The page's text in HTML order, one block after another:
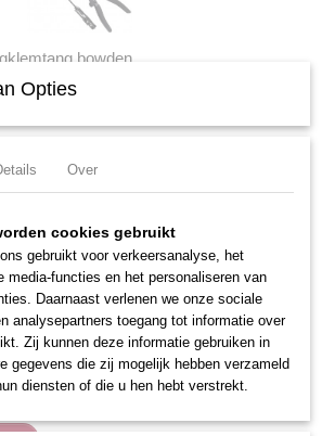
bowden
Opties
Over
cookies gebruikt
gebruikt voor verkeersanalyse, het
media-functies en het personaliseren van
Daarnaast verlenen we onze sociale
analysepartners toegang tot informatie over
Zij kunnen deze informatie gebruiken in
gegevens die zij mogelijk hebben verzameld
diensten of die u hen hebt verstrekt.